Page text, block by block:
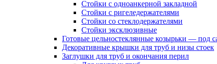
Стойки с одноанкерной закладной
Стойки с ригеледержателями
Стойки со стеклодержателями
Стойки эксклюзивные
Готовые цельностеклянные козырьки — под
Декоративные крышки для труб и низы стоек
Заглушки для труб и окончания перил